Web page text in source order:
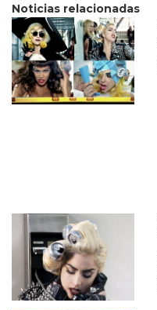
Noticias relacionadas